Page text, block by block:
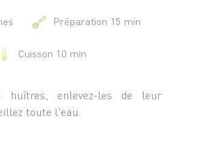
Préparation 15 min
Cuisson 10 min
huîtres, enlevez-les de leur
toute l'eau.